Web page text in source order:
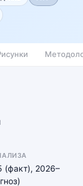
(факт), 2026–